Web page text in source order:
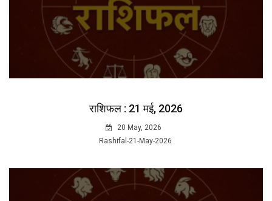
राशिफल : 21 मई, 2026
20 May, 2026
Rashifal-21-May-2026